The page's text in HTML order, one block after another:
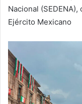
Nacional
Ejército Mexicano